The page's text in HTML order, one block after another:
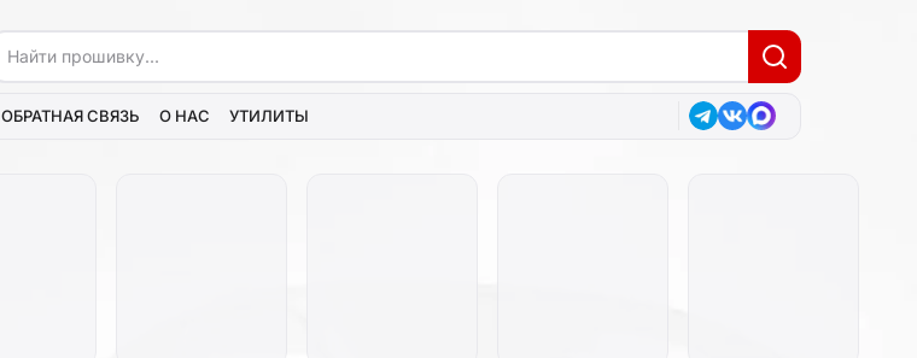
ОБРАТНАЯ СВЯЗЬ О НАС УТИЛИТЫ